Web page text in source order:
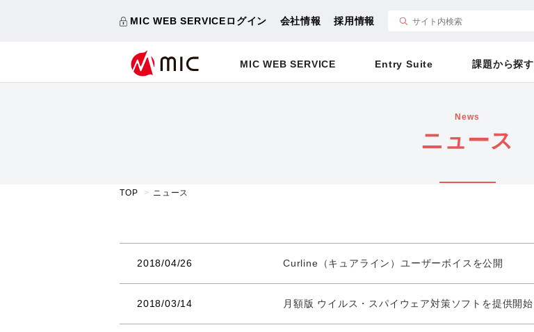
MIC WEB SERVICEログイン 会社情報 採用情報
MIC WEB SERVICE Entry Suite 課題から探す
News
ニュース
TOP ニュース
2018/04/26 Curline（キュアライン）ユーザーボイスを公開
2018/03/14 月額版 ウイルス・スパイウェア対策ソフトを提供開始